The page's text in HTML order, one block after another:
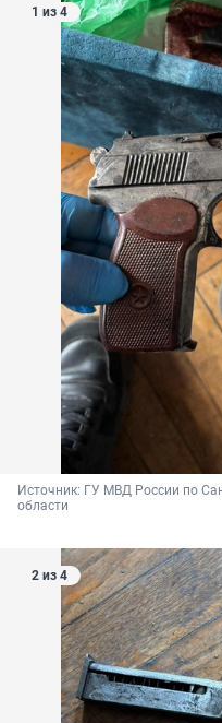
1 из 4
Источник: ГУ МВД России по
области
2 из 4